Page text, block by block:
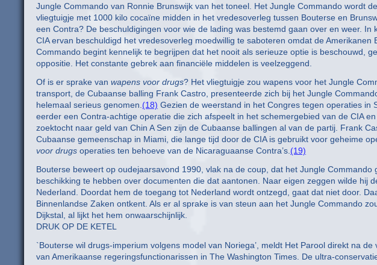
Jungle Commando van Ronnie Brunswijk van het toneel. Het Jungle Commando wordt
vliegtuigje met 1000 kilo cocaïne midden in het vredesoverleg tussen Bouterse en
een Contra? De beschuldigingen voor wie de lading was bestemd gaan over en weer.
CIA ervan beschuldigd het vredesoverleg moedwillig te saboteren omdat de
Commando begint kennelijk te begrijpen dat het nooit als serieuze optie is beschouwd,
oppositie. Het constante gebrek aan financiële middelen is veelzeggend.
Of is er sprake van wapens voor drugs? Het vliegtuigje zou wapens voor het Jungle
transport, de Cubaanse balling Frank Castro, presenteerde zich bij het Jungle
helemaal serieus genomen. (18) Gezien de weerstand in het Congres tegen operaties in
eerder een Contra-achtige operatie die zich afspeelt in het schemergebied van de CIA
zoektocht naar geld van Chin A Sen zijn de Cubaanse ballingen al van de partij. Frank
Cubaanse gemeenschap in Miami, die lange tijd door de CIA is gebruikt voor geheime
voor drugs operaties ten behoeve van de Nicaraguaanse Contra’s. (19)
Bouterse beweert op oudejaarsavond 1990, vlak na de coup, dat het Jungle
beschikking te hebben over documenten die dat aantonen. Naar eigen zeggen wilde hij
Nederland. Doordat hem de toegang tot Nederland wordt ontzegd, gaat dat niet door.
Binnenlandse Zaken ontkent. Als er al sprake is van steun aan het Jungle Commando
Dijkstal, al lijkt het hem onwaarschijnlijk.
DRUK OP DE KETEL
`Bouterse wil drugs-imperium volgens model van Noriega’, meldt Het Parool direkt na de
van Amerikaanse regeringsfunctionarissen in The Washington Times. De ultra-